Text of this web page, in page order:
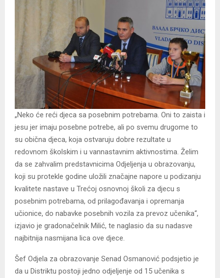
„Neko će reći djeca sa posebnim potrebama. Oni to zaista i
jesu jer imaju posebne potrebe, ali po svemu drugome to
su obična djeca, koja ostvaruju dobre rezultate u
redovnom školskim i u vannastavnim aktivnostima. Želim
da se zahvalim predstavnicima Odjeljenja u obrazovanju,
koji su protekle godine uložili značajne napore u podizanju
kvalitete nastave u Trećoj osnovnoj školi za djecu s
posebnim potrebama, od prilagođavanja i opremanja
učionice, do nabavke posebnih vozila za prevoz učenika“,
izjavio je gradonačelnik Milić, te naglasio da su nadasve
najbitnija nasmijana lica ove djece.
Šef Odjela za obrazovanje Senad Osmanović podsjetio je
da u Distriktu postoji jedno odjeljenje od 15 učenika s